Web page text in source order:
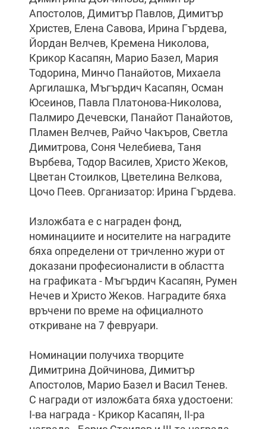
Апостолов, Димитър Павлов, Димитър
Христев, Елена Савова, Ирина Гърдева,
Йордан Велчев, Кремена Николова,
Крикор Касапян, Марио Базел, Мария
Тодорина, Минчо Панайотов, Михаела
Аргилашка, Мъгърдич Касапян, Осман
Юсеинов, Павла Платонова-Николова,
Палмиро Дечевски, Панайот Панайотов,
Пламен Велчев, Райчо Чакъров, Светла
Димитрова, Соня Челебиева, Таня
Върбева, Тодор Василев, Христо Жеков,
Цветан Стоилков, Цветелина Велкова,
Цочо Пеев. Организатор: Ирина Гърдева.
Изложбата е с награден фонд,
номинациите и носителите на наградите
бяха определени от тричленно жури от
доказани професионалисти в областта
на графиката - Мъгърдич Касапян, Румен
Нечев и Христо Жеков. Наградите бяха
връчени по време на официалното
откриване на 7 февруари.
Номинации получиха творците
Димитрина Дойчинова, Димитър
Апостолов, Марио Базел и Васил Тенев.
С награди от изложбата бяха удостоени:
I-ва награда - Крикор Касапян, II-ра